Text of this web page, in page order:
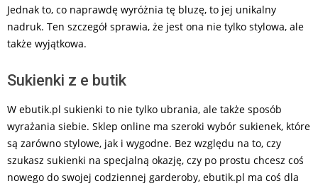
Jednak to, co naprawdę wyróżnia tę bluzę, to jej unikalny
nadruk. Ten szczegół sprawia, że jest ona nie tylko stylowa, ale
także wyjątkowa.
Sukienki z e butik
W ebutik.pl sukienki to nie tylko ubrania, ale także sposób
wyrażania siebie. Sklep online ma szeroki wybór sukienek, które
są zarówno stylowe, jak i wygodne. Bez względu na to, czy
szukasz sukienki na specjalną okazję, czy po prostu chcesz coś
nowego do swojej codziennej garderoby, ebutik.pl ma coś dla